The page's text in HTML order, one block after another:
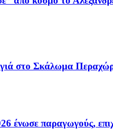
στο Σκάλωμα
ένωσε παραγωγούς,